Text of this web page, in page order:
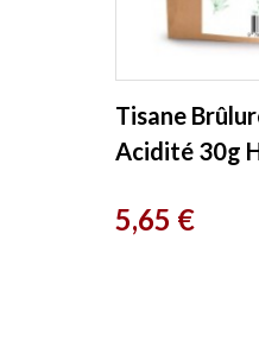
Tisane
Acidité 30g
Prix
5,65 €